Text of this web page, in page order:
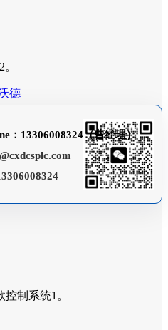
德
：13306008324（曹经理）
制系统1。